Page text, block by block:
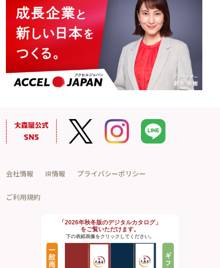
会社情報 IR情報 プライバシーポリシー
ご利用規約
「2026年秋冬版のデジタルカタログ」
をご覧いただけます。
下の表紙画像をクリックしてください。